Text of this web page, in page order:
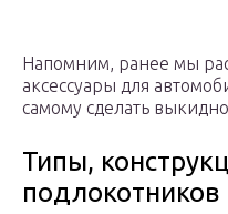
Напомним, ранее мы
аксессуары для
самому сделать
Типы,
подлокотников